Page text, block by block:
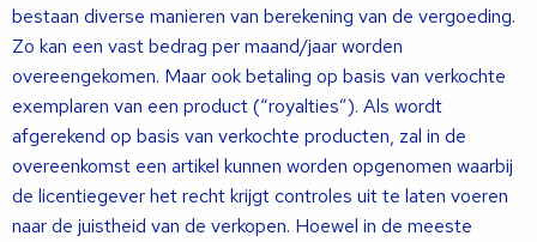
bestaan diverse manieren van berekening van de vergoeding.
Zo kan een vast bedrag per maand/jaar worden
overeengekomen. Maar ook betaling op basis van verkochte
exemplaren van een product (“royalties”). Als wordt
afgerekend op basis van verkochte producten, zal in de
overeenkomst een artikel kunnen worden opgenomen waarbij
de licentiegever het recht krijgt controles uit te laten voeren
naar de juistheid van de verkopen. Hoewel in de meeste